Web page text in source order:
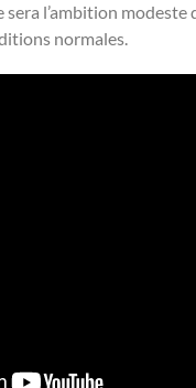
l’ambition
normales.